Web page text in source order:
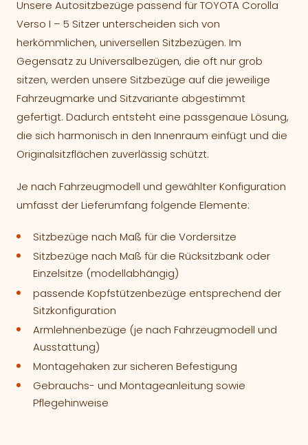
Unsere Autositzbezüge passend für TOYOTA Corolla
Verso I – 5 Sitzer unterscheiden sich von
herkömmlichen, universellen Sitzbezügen. Im
Gegensatz zu Universalbezügen, die oft nur grob
sitzen, werden unsere Sitzbezüge auf die jeweilige
Fahrzeugmarke und Sitzvariante abgestimmt
gefertigt. Dadurch entsteht eine passgenaue Lösung,
die sich harmonisch in den Innenraum einfügt und die
Originalsitzflächen zuverlässig schützt.
Je nach Fahrzeugmodell und gewählter Konfiguration
umfasst der Lieferumfang folgende Elemente:
Sitzbezüge nach Maß für die Vordersitze
Sitzbezüge nach Maß für die Rücksitzbank oder
Einzelsitze (modellabhängig)
passende Kopfstützenbezüge entsprechend der
Sitzkonfiguration
Armlehnenbezüge (je nach Fahrzeugmodell und
Ausstattung)
Montagehaken zur sicheren Befestigung
Gebrauchs- und Montageanleitung sowie
Pflegehinweise